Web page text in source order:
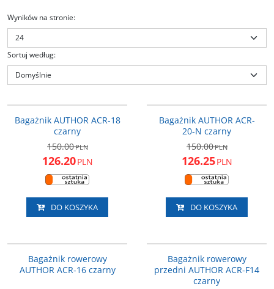
Wyników na stronie:
Sortuj według:
Bagażnik AUTHOR ACR-18
czarny
150.00PLN
126.20PLN
DO KOSZYKA
Bagażnik AUTHOR ACR-
20-N czarny
150.00PLN
126.25PLN
DO KOSZYKA
Bagażnik rowerowy
AUTHOR ACR-16 czarny
Bagażnik rowerowy
przedni AUTHOR ACR-F14
czarny